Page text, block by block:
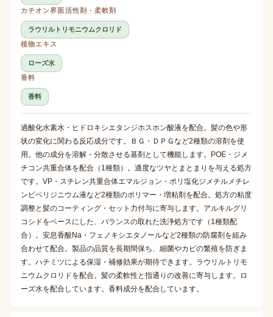
カチオン界面活性剤・柔軟剤
ラウリルトリモニウムクロリド
植物エキス
ローズ水
香料
香料
過酸化水素水・ヒドロキシエタンジホスホン酸液を配合。髪の色や形
状の変化に関わる反応成分です。ＢＧ・ＤＰＧなど2種類の溶剤を使
用。他の成分を溶解・分散させる基剤として機能します。POE・ジメ
チコン共重合体を配合（1種類）。適度なツヤとまとまりを与える処方
です。VP・スチレン共重合体エマルジョン・ポリ塩化ジメチルメチレ
ンピペリジニウム液など2種類のポリマー・増粘剤を配合。処方の粘度
調整と髪のコーティング・セット力付与に寄与します。アルキルグリ
コシドをベースにした、バランスの取れた洗浄処方です（1種類配
合）。安息香酸Na・フェノキシエタノールなど2種類の防腐剤を組み
合わせて配合。製品の品質を長期間保ち、細菌やカビの繁殖を防ぎま
す。ハチミツによる保湿・補修効果が期待できます。ラウリルトリモ
ニウムクロリドを配合。髪の柔軟性と指通りの改善に寄与します。ロ
ーズ水を配合しています。香料成分を配合しています。